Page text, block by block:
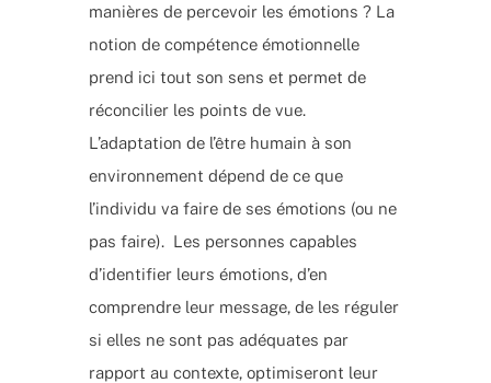
manières de percevoir les émotions ? La
notion de compétence émotionnelle
prend ici tout son sens et permet de
réconcilier les points de vue.
L’adaptation de l’être humain à son
environnement dépend de ce que
l’individu va faire de ses émotions (ou ne
pas faire). Les personnes capables
d’identifier leurs émotions, d’en
comprendre leur message, de les réguler
si elles ne sont pas adéquates par
rapport au contexte, optimiseront leur